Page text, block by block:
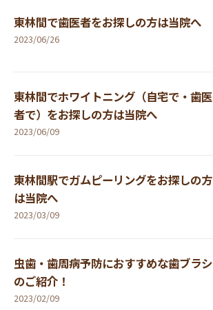
東林間で歯医者をお探しの方は当院へ
2023/06/26
東林間でホワイトニング（自宅で・歯医
者で）をお探しの方は当院へ
2023/06/09
東林間駅でガムピーリングをお探しの方
は当院へ
2023/03/09
虫歯・歯周病予防におすすめな歯ブラシ
のご紹介！
2023/02/09